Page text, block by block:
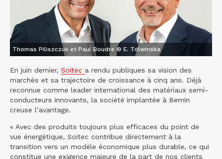
Thomas Piliszczuk et Paul Boudre © E. Tolwinska
En juin dernier, Soitec a rendu publiques sa vision des
marchés et sa trajectoire de croissance à cinq ans. Déjà
reconnue comme leader international des matériaux semi-
conducteurs innovants, la société implantée à Bernin
creuse l’avantage.
« Avec des produits toujours plus efficaces du point de
vue énergétique, Soitec contribue directement à la
transition vers un modèle économique plus durable, ce qui
constitue une exigence majeure de la part de nos clients